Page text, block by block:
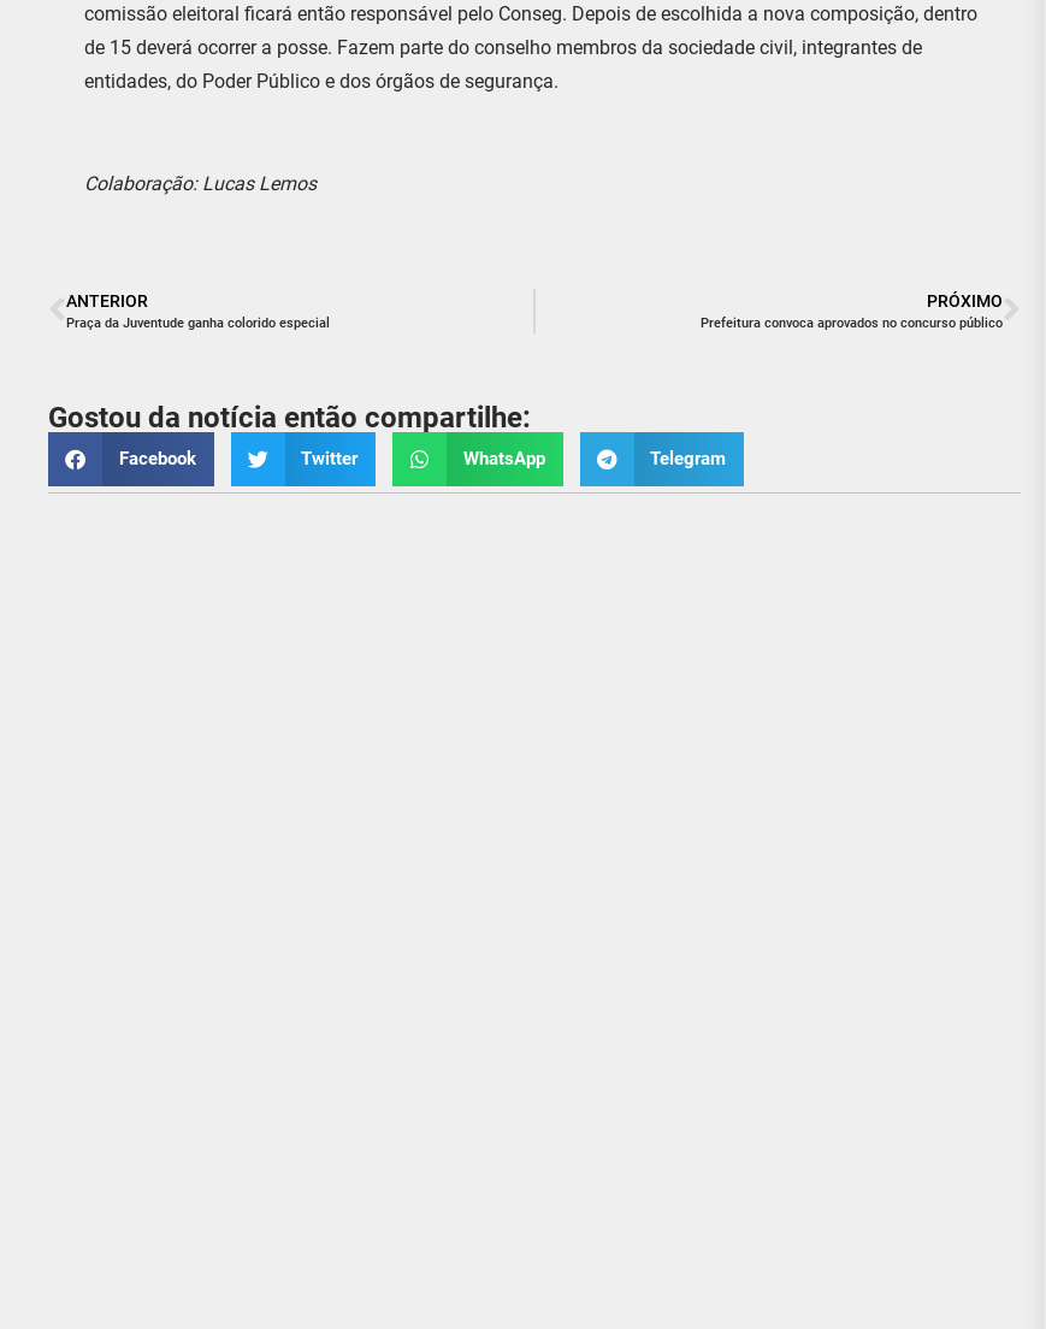
comissão eleitoral ficará então responsável pelo Conseg. Depois de escolhida a nova composição, dentro
de 15 deverá ocorrer a posse. Fazem parte do conselho membros da sociedade civil, integrantes de
entidades, do Poder Público e dos órgãos de segurança.
Colaboração: Lucas Lemos
ANTERIOR
Praça da Juventude ganha colorido especial
PRÓXIMO
Prefeitura convoca aprovados no concurso público
Gostou da notícia então compartilhe:
Facebook Twitter WhatsApp Telegram